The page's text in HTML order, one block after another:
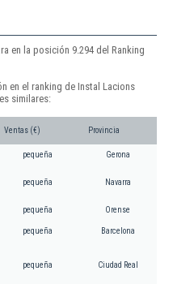
en la posición 9.294 del Ranking
en el ranking de Instal Lacions
similares:
Ventas (€) Provincia
pequeña Gerona
pequeña Navarra
pequeña Orense
pequeña Barcelona
pequeña Ciudad Real